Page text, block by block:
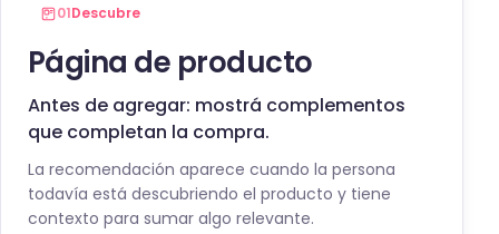
01Descubre
Página de producto
Antes de agregar: mostrá complementos
que completan la compra.
La recomendación aparece cuando la persona
todavía está descubriendo el producto y tiene
contexto para sumar algo relevante.